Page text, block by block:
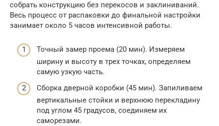
собрать конструкцию без перекосов и заклиниваний.
Весь процесс от распаковки до финальной настройки
занимает около 5 часов интенсивной работы.
Точный замер проема (20 мин). Измеряем
ширину и высоту в трех точках, определяем
самую узкую часть.
Сборка дверной коробки (45 мин). Запиливаем
вертикальные стойки и верхнюю перекладину
под углом 45 градусов, соединяем их
саморезами.